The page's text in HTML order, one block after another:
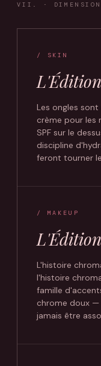
VII. ·
/ SKIN
Les ongles
crème pour les
SPF sur le
discipline
feront tourner
/ MAKEUP
L'histoire
l'histoire
famille
chrome doux —
jamais être